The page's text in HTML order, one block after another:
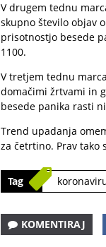
V drugem tednu
skupno število objav
prisotnostjo besede
1100.
V tretjem tednu
domačimi žrtvami in
besede panika rasti
Trend upadanja
za četrtino. Prav tako
Tag
KOMENTIRAJ